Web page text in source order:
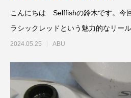
こんにちは Selffishの鈴木です。今
ラシックレッドという魅力的なリー
2024.05.25 ABU